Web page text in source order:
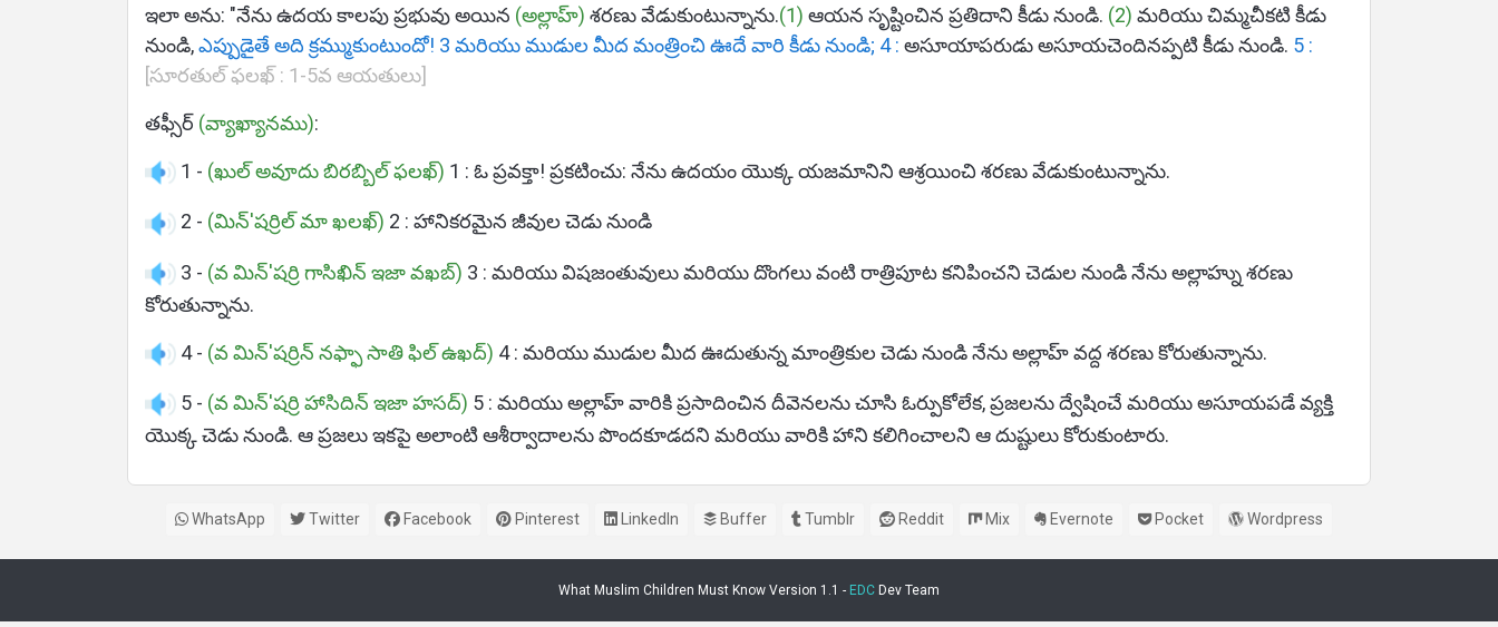
Languages
ఇలా అను: "నేను ఉదయ కాలపు ప్రభువు అయిన (అల్లాహ్) శరణు వేడుకుంటున్నాను.(1) ఆయన సృష్టించిన ప్రతిదాని కీడు నుండి. (2) మరియు చిమ్మచీకటి కీడు
నుండి,ఎప్పుడైతే అది క్రమ్ముకుంటుందో! 3 మరియు ముడుల మీద మంత్రించి ఊదే వారి కీడు నుండి; 4 : అసూయాపరుడు అసూయచెందినప్పటి కీడు నుండి. 5 :
[సూరతుల్ ఫలఖ్ : 1-5వ ఆయతులు]
తఫ్సీర్ (వ్యాఖ్యానము):
1 - (ఖుల్ అవూదు బిరబ్బిల్ ఫలఖ్) 1 : ఓ ప్రవక్తా! ప్రకటించు: నేను ఉదయం యొక్క యజమానిని ఆశ్రయించి శరణు వేడుకుంటున్నాను.
2 - (మిన్'షర్రిల్ మా ఖలఖ్) 2 : హానికరమైన జీవుల చెడు నుండి
3 - (వ మిన్'షర్రి గాసిఖిన్ ఇజా వఖబ్) 3 : మరియు విషజంతువులు మరియు దొంగలు వంటి రాత్రిపూట కనిపించని చెడుల నుండి నేను అల్లాహ్ను శరణు
కోరుతున్నాను.
4 - (వ మిన్'షర్రిన్ నఫ్ఫా సాతి ఫిల్ ఉఖద్) 4 : మరియు ముడుల మీద ఊదుతున్న మాంత్రికుల చెడు నుండి నేను అల్లాహ్ వద్ద శరణు కోరుతున్నాను.
5 - (వ మిన్'షర్రి హాసిదిన్ ఇజా హసద్) 5 : మరియు అల్లాహ్ వారికి ప్రసాదించిన దీవెనలను చూసి ఓర్పుకోలేక, ప్రజలను ద్వేషించే మరియు అసూయపడే వ్యక్తి
యొక్క చెడు నుండి. ఆ ప్రజలు ఇకపై అలాంటి ఆశీర్వాదాలను పొందకూడదని మరియు వారికి హాని కలిగించాలని ఆ దుష్టులు కోరుకుంటారు.
WhatsApp Twitter Facebook Pinterest LinkedIn Buffer Tumblr Reddit Mix Evernote Pocket Wordpress
What Muslim Children Must Know Version 1.1 - EDC Dev Team